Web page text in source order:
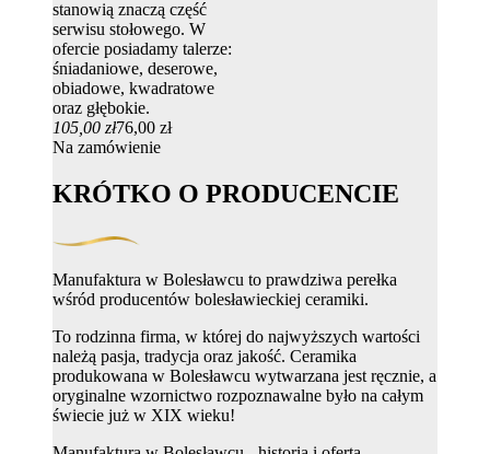
stanowią znaczą część
serwisu stołowego. W
ofercie posiadamy talerze:
śniadaniowe, deserowe,
obiadowe, kwadratowe
oraz głębokie.
105,00 zł76,00 zł
Na zamówienie
KRÓTKO O PRODUCENCIE
Manufaktura w Bolesławcu to prawdziwa perełka
wśród producentów bolesławieckiej ceramiki.
To rodzinna firma, w której do najwyższych wartości
należą pasja, tradycja oraz jakość. Ceramika
produkowana w Bolesławcu wytwarzana jest ręcznie, a
oryginalne wzornictwo rozpoznawalne było na całym
świecie już w XIX wieku!